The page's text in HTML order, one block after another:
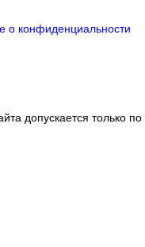
о конфиденциальности
допускается только